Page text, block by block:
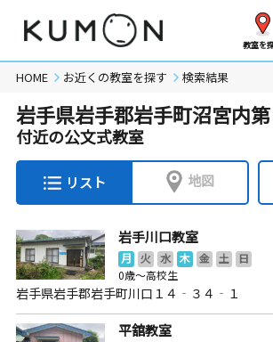
教室を
HOME お近くの教室を探す 検索結果
岩手県岩手郡岩手町沼宮内
付近の公文式教室
リスト 地図
岩手川口教室
月 火 水 木 金 土
日
0歳～高校生
岩手県岩手郡岩手町川口１４‐３４‐１
平舘教室